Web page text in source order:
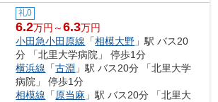
礼0
6.2万円～6.3万円
小田急小田原線 「相模大野 」駅 バス20
分 「北里大学病院」 停歩1分
横浜線 「古淵 」駅 バス20分 「北里大学
病院」 停歩1分
相模線 「 原当麻 」駅 バス20分 「北里大